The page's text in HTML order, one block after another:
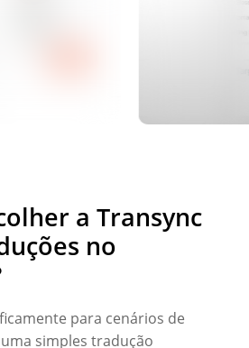
a Transync
no
para cenários de
simples tradução